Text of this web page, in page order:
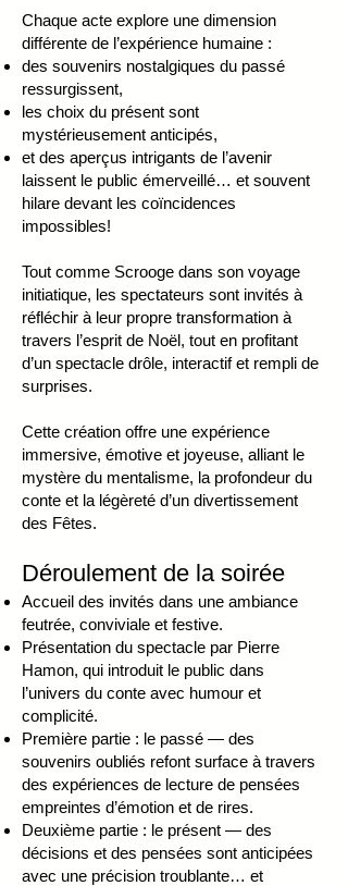
Chaque acte explore une dimension
différente de l’expérience humaine :
des souvenirs nostalgiques du passé
ressurgissent,
les choix du présent sont
mystérieusement anticipés,
et des aperçus intrigants de l’avenir
laissent le public émerveillé… et souvent
hilare devant les coïncidences
impossibles!
Tout comme Scrooge dans son voyage
initiatique, les spectateurs sont invités à
réfléchir à leur propre transformation à
travers l’esprit de Noël, tout en profitant
d’un spectacle drôle, interactif et rempli de
surprises.
Cette création offre une expérience
immersive, émotive et joyeuse, alliant le
mystère du mentalisme, la profondeur du
conte et la légèreté d’un divertissement
des Fêtes.
Déroulement de la soirée
Accueil des invités dans une ambiance
feutrée, conviviale et festive.
Présentation du spectacle par Pierre
Hamon, qui introduit le public dans
l’univers du conte avec humour et
complicité.
Première partie : le passé — des
souvenirs oubliés refont surface à travers
des expériences de lecture de pensées
empreintes d’émotion et de rires.
Deuxième partie : le présent — des
décisions et des pensées sont anticipées
avec une précision troublante… et